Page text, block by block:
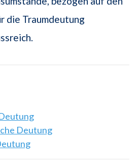
die Traumdeutung
Deutung